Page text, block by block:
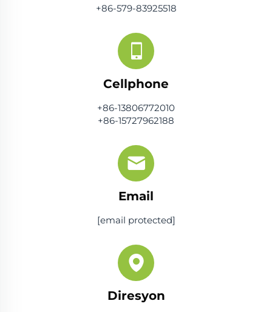
+86-579-83925518
Cellphone
+86-13806772010
+86-15727962188
Email
[email protected]
Diresyon